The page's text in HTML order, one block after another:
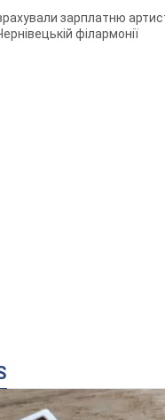
зарплатню
філармонії